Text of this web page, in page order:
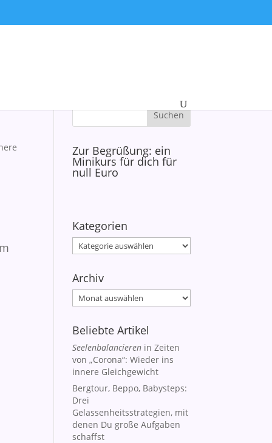
Zur Begrüßung: ein
Minikurs für dich für
null Euro
Kategorien
Kategorien
Archiv
Archiv
Beliebte Artikel
Seelenbalancieren in Zeiten
von „Corona“: Wieder ins
innere Gleichgewicht
Bergtour, Beppo, Babysteps:
Drei
Gelassenheitsstrategien, mit
denen Du große Aufgaben
schaffst